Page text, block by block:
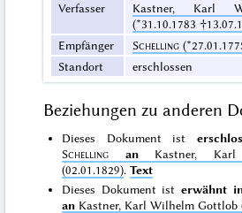
Verfasser
Kastner, Karl
(*31.10.1783
Empfänger
Schelling
Standort
erschlossen
Beziehungen zu anderen
Dieses Dokument ist
Schelling
anKastner, Karl
(02.01.1829).Text
Dieses Dokument ist erwähnt
an Kastner, Karl Wilhelm Gottlob